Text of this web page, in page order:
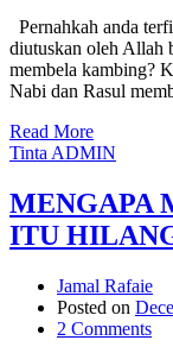
Pernahkah anda
diutuskan oleh Allah
membela kambing?
Nabi dan Rasul
Read More
Tinta ADMIN
MENGAPA
ITU
Jamal Rafaie
Posted on
2 Comments